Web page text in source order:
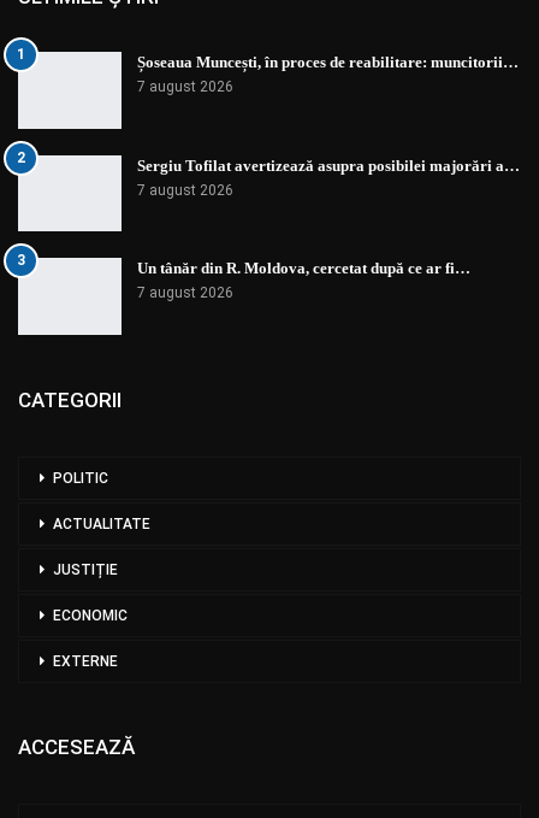
1 Șoseaua Muncești, în proces de reabilitare: muncitorii…
7 august 2026
2 Sergiu Tofilat avertizează asupra posibilei majorări a…
7 august 2026
3 Un tânăr din R. Moldova, cercetat după ce ar fi…
7 august 2026
CATEGORII
POLITIC
ACTUALITATE
JUSTIȚIE
ECONOMIC
EXTERNE
ACCESEAZĂ